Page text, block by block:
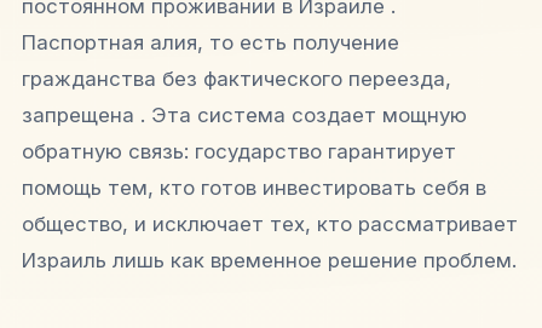
постоянном проживании в Израиле .
Паспортная алия, то есть получение
гражданства без фактического переезда,
запрещена . Эта система создает мощную
обратную связь: государство гарантирует
помощь тем, кто готов инвестировать себя в
общество, и исключает тех, кто рассматривает
Израиль лишь как временное решение проблем.